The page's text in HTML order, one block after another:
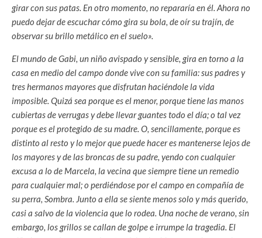
girar con sus patas. En otro momento, no repararía en él. Ahora no
puedo dejar de escuchar cómo gira su bola, de oír su trajín, de
observar su brillo metálico en el suelo».
El mundo de Gabi, un niño avispado y sensible, gira en torno a la
casa en medio del campo donde vive con su familia: sus padres y
tres hermanos mayores que disfrutan haciéndole la vida
imposible. Quizá sea porque es el menor, porque tiene las manos
cubiertas de verrugas y debe llevar guantes todo el día; o tal vez
porque es el protegido de su madre. O, sencillamente, porque es
distinto al resto y lo mejor que puede hacer es mantenerse lejos de
los mayores y de las broncas de su padre, yendo con cualquier
excusa a lo de Marcela, la vecina que siempre tiene un remedio
para cualquier mal; o perdiéndose por el campo en compañía de
su perra, Sombra. Junto a ella se siente menos solo y más querido,
casi a salvo de la violencia que lo rodea. Una noche de verano, sin
embargo, los grillos se callan de golpe e irrumpe la tragedia. El